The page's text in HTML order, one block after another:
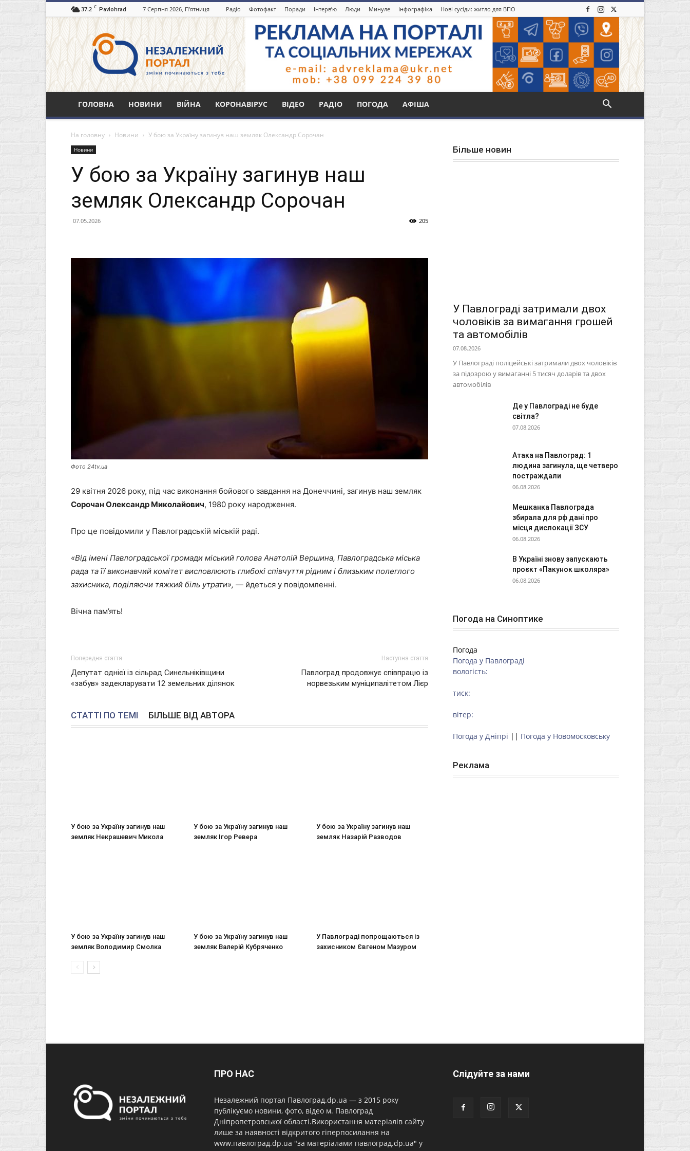
37.2 C Pavlohrad 7 Серпня 2026, П’ятниця Радіо Фотофакт Поради Інтерв’ю Люди Минуле Інфографіка Нові сусіди: житло для ВПО
Незалежний
портал
Павлоград.dp.ua
ГОЛОВНА НОВИНИ ВІЙНА КОРОНАВІРУС ВІДЕО РАДІО ПОГОДА АФІША
На головну Новини У бою за Україну загинув наш земляк Олександр Сорочан
Новини
У бою за Україну загинув наш
земляк Олександр Сорочан
07.05.2026 205
Фото 24tv.ua
29 квітня 2026 року, під час виконання бойового завдання на Донеччині, загинув наш земляк
Сорочан Олександр Миколайович, 1980 року народження.
Про це повідомили у Павлоградській міській раді.
«Від імені Павлоградської громади міський голова Анатолій Вершина, Павлоградська міська
рада та її виконавчий комітет висловлюють глибокі співчуття рідним і близьким полеглого
захисника, поділяючи тяжкий біль утрати», — йдеться у повідомленні.
Вічна пам’ять!
Попередня стаття
Депутат однієї із сільрад Синельніківщини
«забув» задекларувати 12 земельних ділянок
Наступна стаття
Павлоград продовжує співпрацю із
норвезьким муніципалітетом Лієр
СТАТТІ ПО ТЕМІ БІЛЬШЕ ВІД АВТОРА
У бою за Україну загинув наш
земляк Некрашевич Микола
У бою за Україну загинув наш
земляк Ігор Ревера
У бою за Україну загинув наш
земляк Назарій Разводов
У бою за Україну загинув наш
земляк Володимир Смолка
У бою за Україну загинув наш
земляк Валерій Кубряченко
У Павлограді попрощаються із
захисником Євгеном Мазуром
Більше новин
У Павлограді затримали двох
чоловіків за вимагання грошей
та автомобілів
07.08.2026
У Павлограді поліцейські затримали двох чоловіків
за підозрою у вимаганні 5 тисяч доларів та двох
автомобілів
Де у Павлограді не буде
світла?
07.08.2026
Атака на Павлоград: 1
людина загинула, ще четверо
постраждали
06.08.2026
Мешканка Павлограда
збирала для рф дані про
місця дислокації ЗСУ
06.08.2026
В Україні знову запускають
проєкт «Пакунок школяра»
06.08.2026
Погода на Синоптике
Погода
Погода у Павлограді
вологість:
тиск:
вітер:
Погода у Дніпрі || Погода у Новомосковську
Реклама
ПРО НАС
Незалежний портал Павлоград.dp.ua — з 2015 року
публікуємо новини, фото, відео м. Павлоград
Дніпропетровської області.Використання матеріалів сайту
лише за наявності відкритого гіперпосилання на
www.павлоград.dp.ua "за матеріалами павлоград.dp.ua" у
Слідуйте за нами